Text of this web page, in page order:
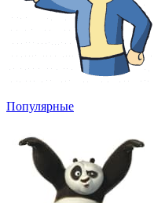
Популярные